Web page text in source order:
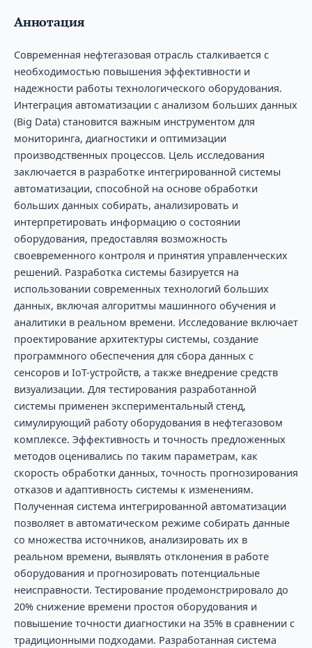
Аннотация
Современная нефтегазовая отрасль сталкивается с
необходимостью повышения эффективности и
надежности работы технологического оборудования.
Интеграция автоматизации с анализом больших данных
(Big Data) становится важным инструментом для
мониторинга, диагностики и оптимизации
производственных процессов. Цель исследования
заключается в разработке интегрированной системы
автоматизации, способной на основе обработки
больших данных собирать, анализировать и
интерпретировать информацию о состоянии
оборудования, предоставляя возможность
своевременного контроля и принятия управленческих
решений. Разработка системы базируется на
использовании современных технологий больших
данных, включая алгоритмы машинного обучения и
аналитики в реальном времени. Исследование включает
проектирование архитектуры системы, создание
программного обеспечения для сбора данных с
сенсоров и IoT-устройств, а также внедрение средств
визуализации. Для тестирования разработанной
системы применен экспериментальный стенд,
симулирующий работу оборудования в нефтегазовом
комплексе. Эффективность и точность предложенных
методов оценивались по таким параметрам, как
скорость обработки данных, точность прогнозирования
отказов и адаптивность системы к изменениям.
Полученная система интегрированной автоматизации
позволяет в автоматическом режиме собирать данные
со множества источников, анализировать их в
реальном времени, выявлять отклонения в работе
оборудования и прогнозировать потенциальные
неисправности. Тестирование продемонстрировало до
20% снижение времени простоя оборудования и
повышение точности диагностики на 35% в сравнении с
традиционными подходами. Разработанная система